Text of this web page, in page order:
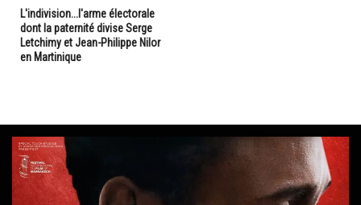
L'indivision...l'arme électorale
dont la paternité divise Serge
Letchimy et Jean-Philippe Nilor
en Martinique